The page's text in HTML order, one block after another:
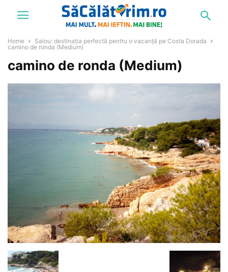
Home
Salou: destinația perfectă pentru o vacanță pe Costa Dorada
camino de ronda (Medium)
camino de ronda (Medium)